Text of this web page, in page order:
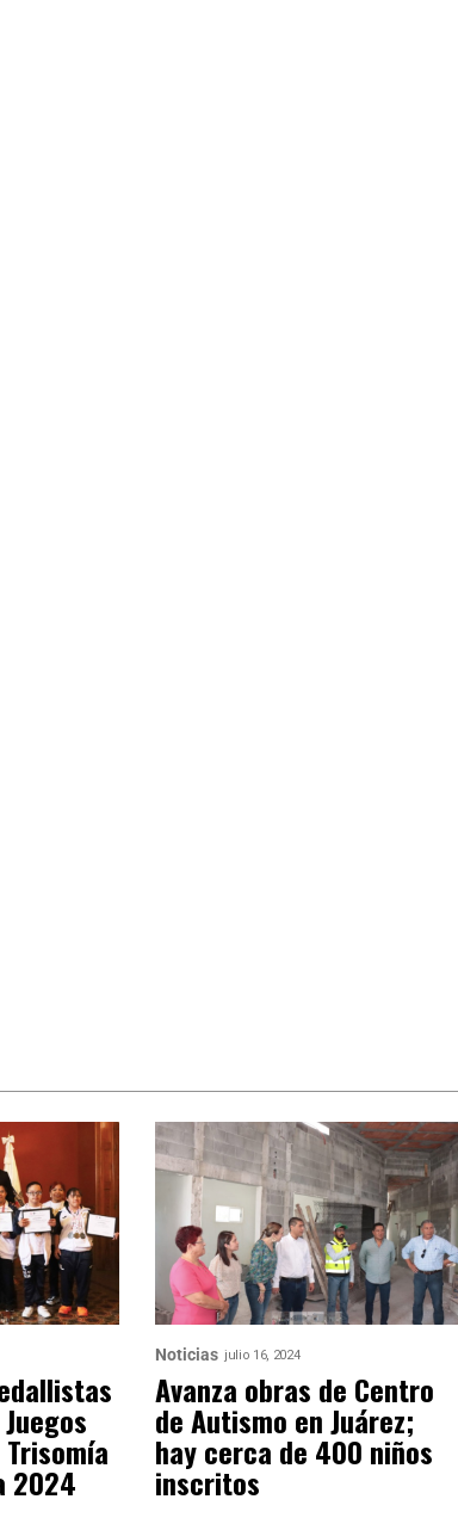
2024
Noticias julio 16, 2024
Avanza obras de Centro
de Autismo en Juárez;
hay cerca de 400 niños
inscritos